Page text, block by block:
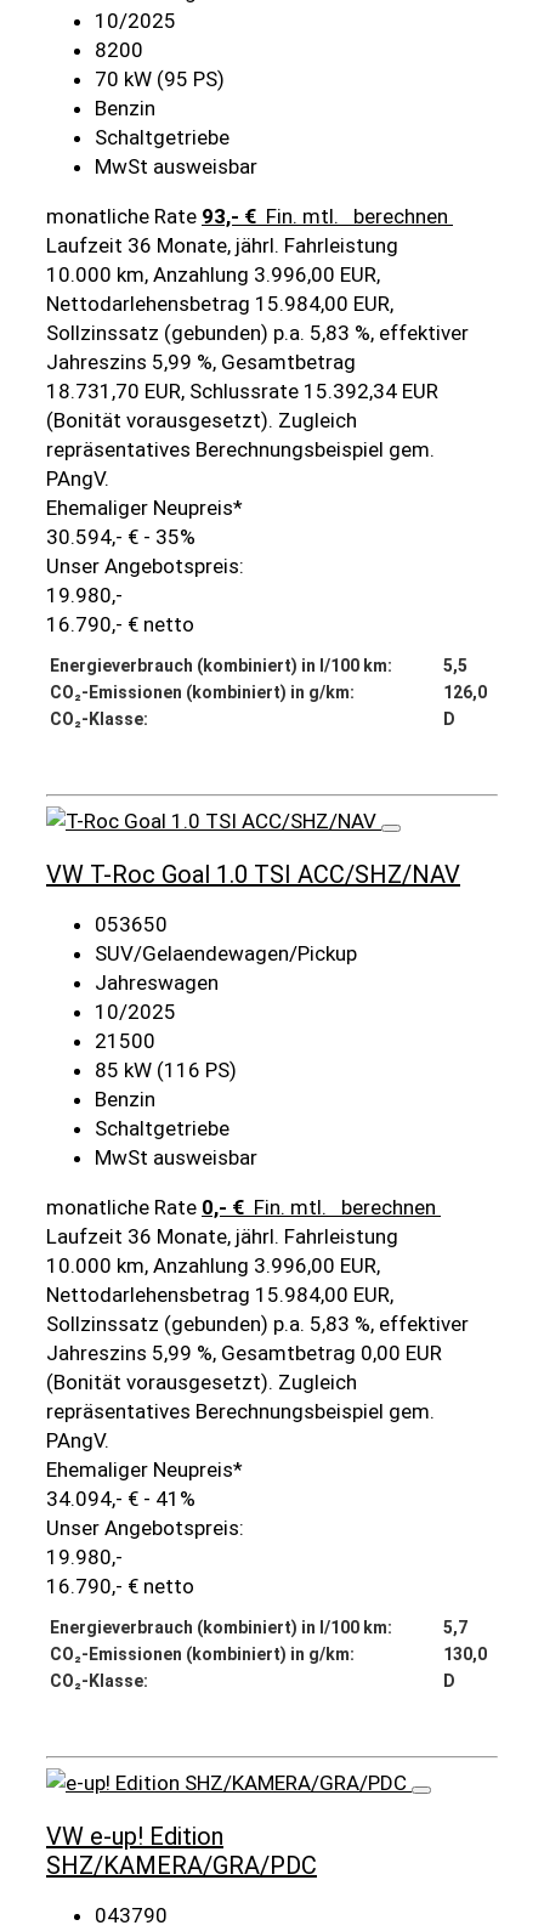
10/2025
8200
70 kW (95 PS)
Benzin
Schaltgetriebe
MwSt ausweisbar
monatliche Rate 93,- € Fin. mtl.
berechnen
Laufzeit 36 Monate, jährl. Fahrleistung
10.000 km, Anzahlung 3.996,00 EUR,
Nettodarlehensbetrag 15.984,00 EUR,
Sollzinssatz (gebunden) p.a. 5,83 %, effektiver
Jahreszins 5,99 %, Gesamtbetrag
18.731,70 EUR, Schlussrate 15.392,34 EUR
(Bonität vorausgesetzt). Zugleich
repräsentatives Berechnungsbeispiel gem.
PAngV.
Ehemaliger Neupreis*
30.594,- € - 35%
Unser Angebotspreis:
19.980,-
16.790,- € netto
Energieverbrauch (kombiniert) in l/100 km:
5,5
CO₂-Emissionen (kombiniert) in g/km:
126,0
CO₂-Klasse:
D
VW T-Roc Goal 1.0 TSI ACC/SHZ/NAV
053650
SUV/Gelaendewagen/Pickup
Jahreswagen
10/2025
21500
85 kW (116 PS)
Benzin
Schaltgetriebe
MwSt ausweisbar
monatliche Rate 0,- € Fin. mtl.
berechnen
Laufzeit 36 Monate, jährl. Fahrleistung
10.000 km, Anzahlung 3.996,00 EUR,
Nettodarlehensbetrag 15.984,00 EUR,
Sollzinssatz (gebunden) p.a. 5,83 %, effektiver
Jahreszins 5,99 %, Gesamtbetrag 0,00 EUR
(Bonität vorausgesetzt). Zugleich
repräsentatives Berechnungsbeispiel gem.
PAngV.
Ehemaliger Neupreis*
34.094,- € - 41%
Unser Angebotspreis:
19.980,-
16.790,- € netto
Energieverbrauch (kombiniert) in l/100 km:
5,7
CO₂-Emissionen (kombiniert) in g/km:
130,0
CO₂-Klasse:
D
VW e-up! Edition
SHZ/KAMERA/GRA/PDC
043790